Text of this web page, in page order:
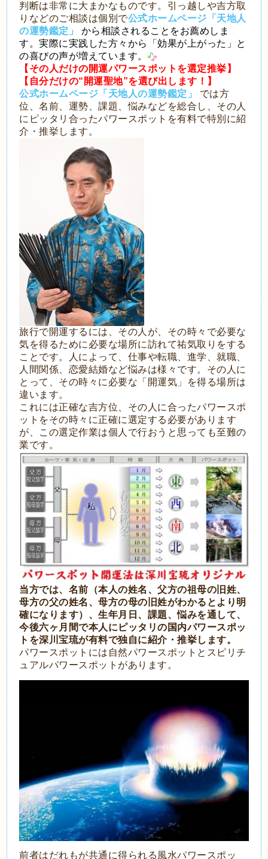
判断は非常に大まかなものです。引っ越しや吉方取
りなどのご相談は個別で公式ホームページ「天地人
の運勢鑑定」
から相談されることをお薦めしま
す。実際に実践した方々から「効果が上がった」と
の喜びの声が増えています。
【その人だけの開運パワースポットを選定推挙】
【自分だけの“開運聖地”を選び出します！】
公式ホームページ「天地人の運勢鑑定」
では方
位、名前、運勢、課題、悩みなどを総合し、その人
にピッタリ合ったパワースポットを有料で特別に紹
介・推挙します。
旅行で開運するには、その人が、その時々で必要な
気を得るために必要な場所に訪れて祐気取りをする
ことです。人によって、仕事や転職、進学、就職、
人間関係、恋愛結婚など悩みは様々です。その人に
とって、その時々に必要な「開運気」を得る場所は
違います。
これには正確な吉方位、その人に合ったパワースポ
ットをその時々に正確に選定する必要があります
が、この選定作業は個人で行おうと思っても至難の
業です。
当方では、名前（本人の姓名、父方の祖母の旧姓、
母方の父の姓名、母方の母の旧姓がわかるとより明
確になります）、生年月日、課題、悩みを通して、
今後六ヶ月間で本人にピッタリの国内パワースポッ
トを深川宝琉が有料で独自に紹介・推挙します。
パワースポットには自然パワースポットとスピリチ
ュアルパワースポットがあります。
前者はだれもが共通に得られる風水パワースポッ